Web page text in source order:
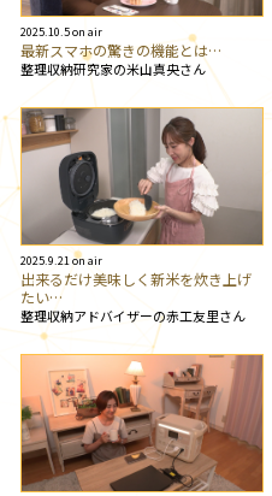
2025.10.5 on air
最新スマホの驚きの機能とは…
整理収納研究家の米山真央さん
2025.9.21 on air
出来るだけ美味しく新米を炊き上げ
たい…
整理収納アドバイザーの赤工友里さん